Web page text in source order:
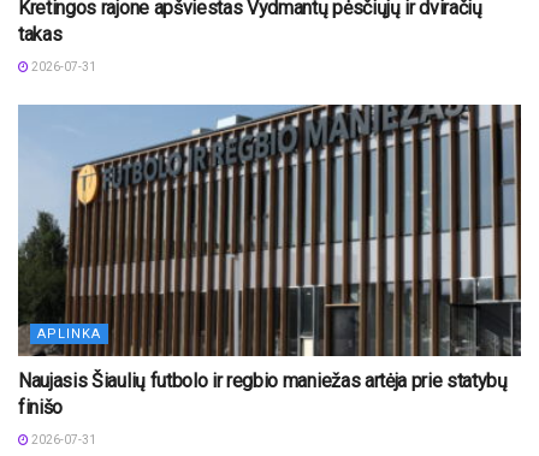
Kretingos rajone apšviestas Vydmantų pėsčiųjų ir dviračių
takas
2026-07-31
APLINKA
Naujasis Šiaulių futbolo ir regbio maniežas artėja prie statybų
finišo
2026-07-31